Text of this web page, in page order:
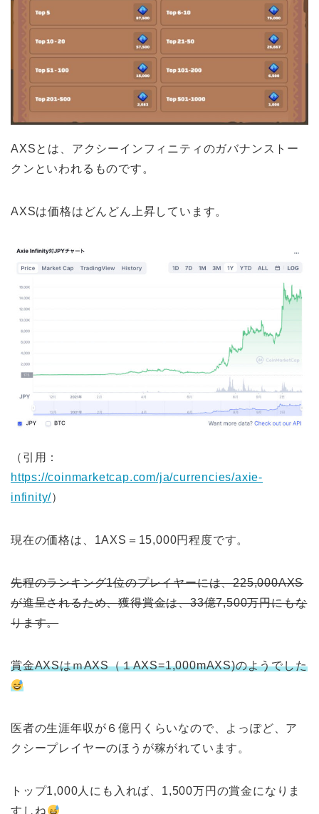
AXSとは、アクシーインフィニティのガバナンストー
クンといわれるものです。
AXSは価格はどんどん上昇しています。
（引用：
https://coinmarketcap.com/ja/currencies/axie-
infinity/）
現在の価格は、1AXS＝15,000円程度です。
先程のランキング1位のプレイヤーには、225,000AXS
が進呈されるため、獲得賞金は、33億7,500万円にもな
ります。
賞金AXSはｍAXS（１AXS=1,000mAXS)のようでした
医者の生涯年収が６億円くらいなので、よっぽど、ア
クシープレイヤーのほうが稼がれています。
トップ1,000人にも入れば、1,500万円の賞金になりま
すしね